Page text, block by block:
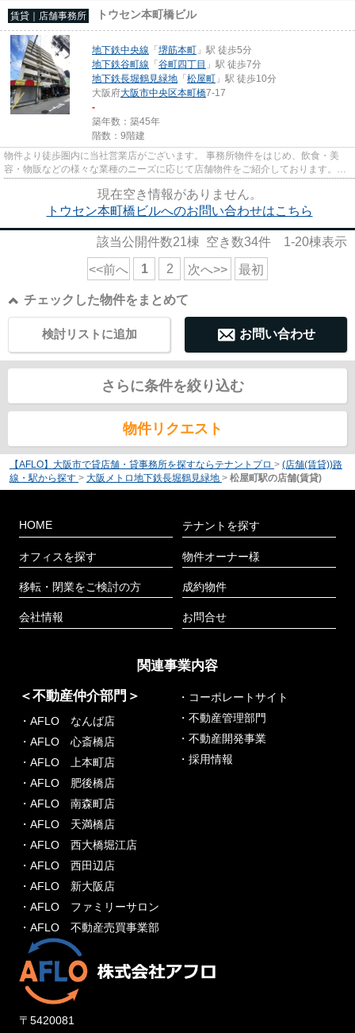
賃貸｜店舗事務所 トウセン本町橋ビル
地下鉄中央線 「堺筋本町 」駅 徒歩5分
地下鉄谷町線 「谷町四丁目 」駅 徒歩7分
地下鉄長堀鶴見緑地 「松屋町 」駅 徒歩10分
大阪府大阪市中央区本町橋7-17
-
築年数：築45年
階数：9階建
物件より徒歩圏内に当社営業店がございます。 事務所物件をはじめ、飲食・美
容・物販などの様々な業種のニーズに応じて店舗物件をご紹介しております。
尚、弊社ではおとり広告は一切...
現在空き情報がありません。
トウセン本町橋ビルへのお問い合わせはこちら
該当公開件数21棟 空き数34件 1-20棟表示
<<前へ 1 2 次へ>> 最初
チェックした物件をまとめて
お問い合わせ
検討リストに追加
さらに条件を絞り込む
物件リクエスト
【AFLO】大阪市で貸店舗・貸事務所を探すならテナントプロ > (店舗(賃貸))路
線・駅から探す > 大阪メトロ地下鉄長堀鶴見緑地 > 松屋町駅の店舗(賃貸)
HOME
オフィスを探す
移転・閉業をご検討の方
会社情報
テナントを探す
物件オーナー様
成約物件
お問合せ
関連事業内容
＜不動産仲介部門＞
・AFLO なんば店
・AFLO 心斎橋店
・AFLO 上本町店
・AFLO 肥後橋店
・AFLO 南森町店
・AFLO 天満橋店
・AFLO 西大橋堀江店
・AFLO 西田辺店
・AFLO 新大阪店
・AFLO ファミリーサロン
・AFLO 不動産売買事業部
・コーポレートサイト
・不動産管理部門
・不動産開発事業
・採用情報
〒5420081